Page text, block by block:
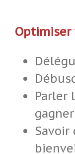
Optimiser
Parler
Savoir